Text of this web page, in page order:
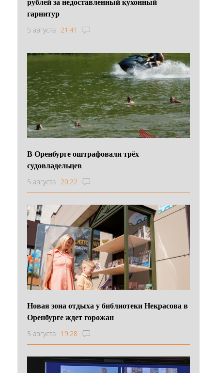
гарнитур
5 августа 21:41
В Оренбурге оштрафовали трёх
судовладельцев
5 августа 20:22
Новая зона отдыха у библиотеки Некрасова в
Оренбурге ждет горожан
5 августа 19:28